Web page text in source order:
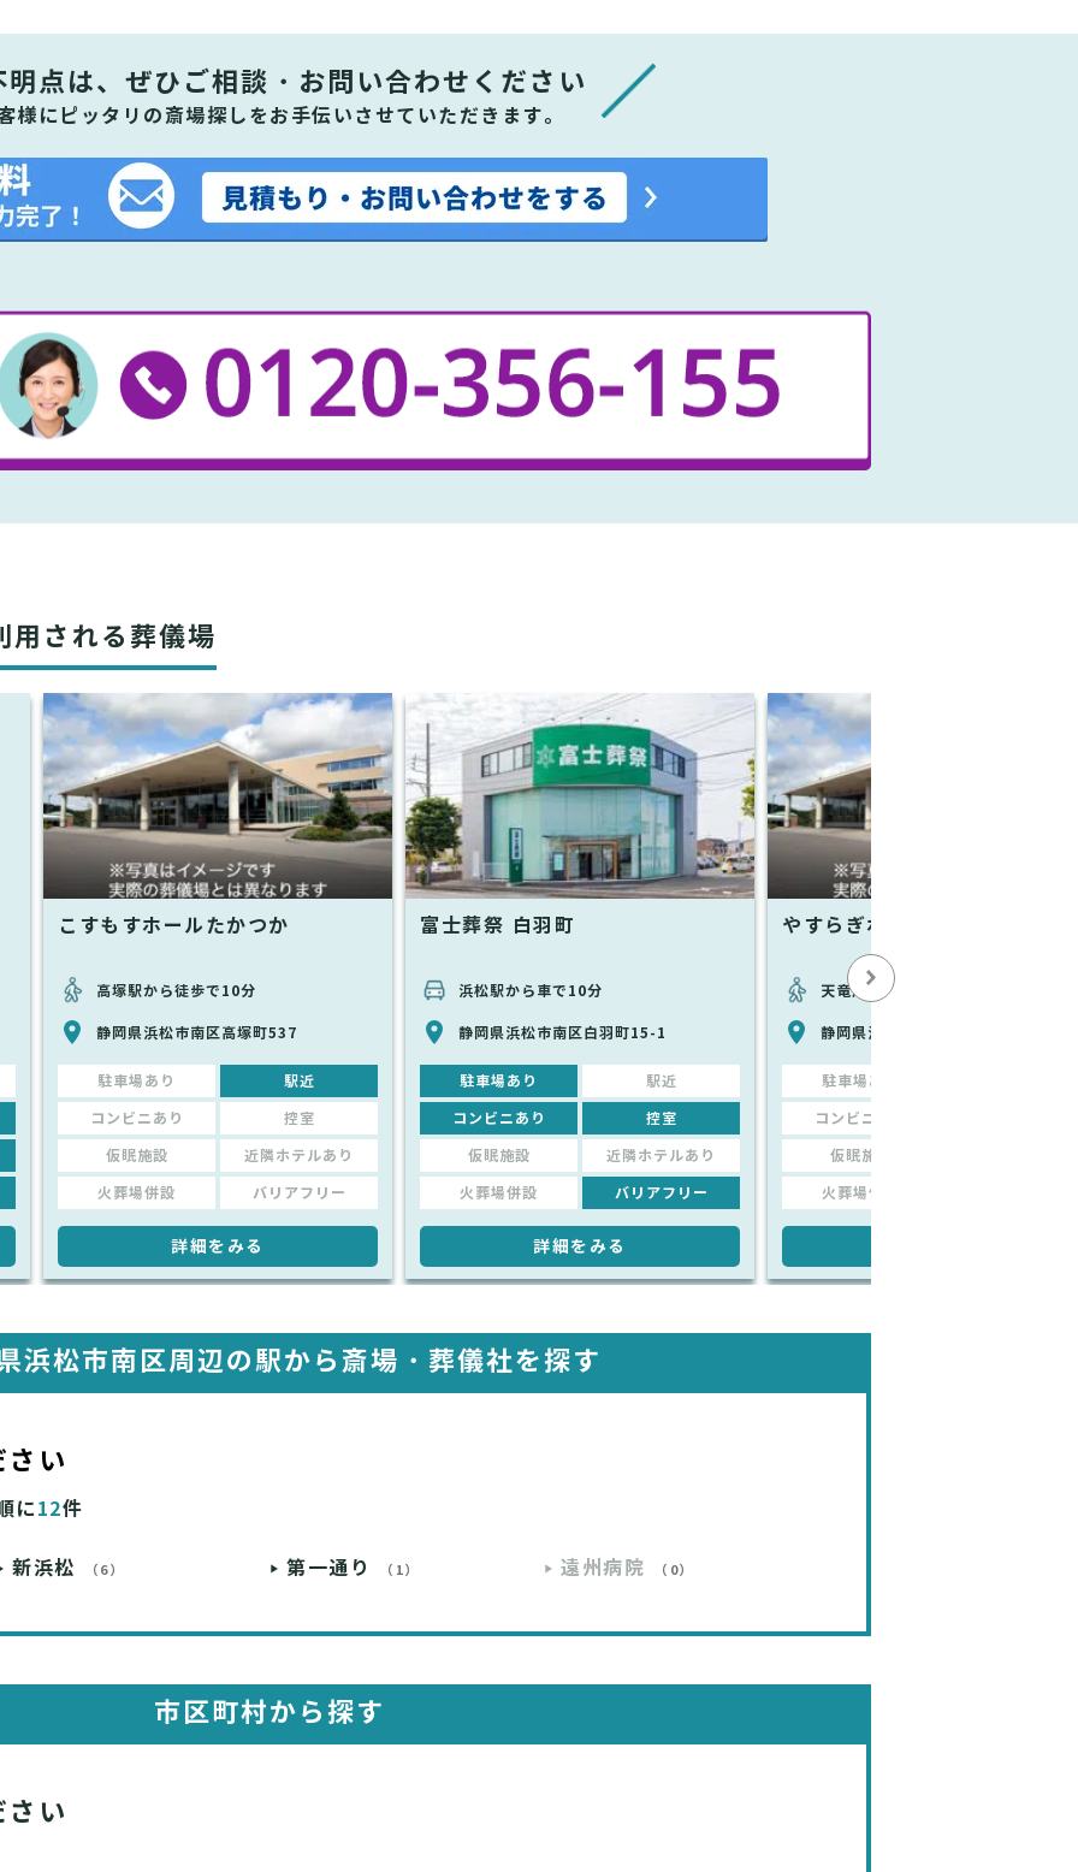
明点は、ぜひ ご相談・お問い合わせください
様にピッタリの斎場探しをお手伝いさせていただきます。
用される葬儀場
こすもすホールたかつか
高塚駅から徒歩で10分
静岡県浜松市南区高塚町537
駐車場あり 駅近
コンビニあり 控室
仮眠施設 近隣ホテルあり
火葬場併設 バリアフリー
詳細をみる
富士葬祭 白羽町
浜松駅から車で10分
静岡県浜松市南区白羽町15-1
駐車場あり 駅近
コンビニあり 控室
仮眠施設 近隣ホテルあり
火葬場併設 バリアフリー
詳細をみる
やすらぎホール芳川
天竜川駅から徒歩で58分
静岡県浜松市南区下江町320-1
駐車場あり
コンビニあり
仮眠施設
火葬場併設
浜松市南区周辺の駅から 斎場・葬儀社を探す
い
に12件
新浜松 （6） 第一通り （1） 遠州病院 （0）
市区町村から探す
い